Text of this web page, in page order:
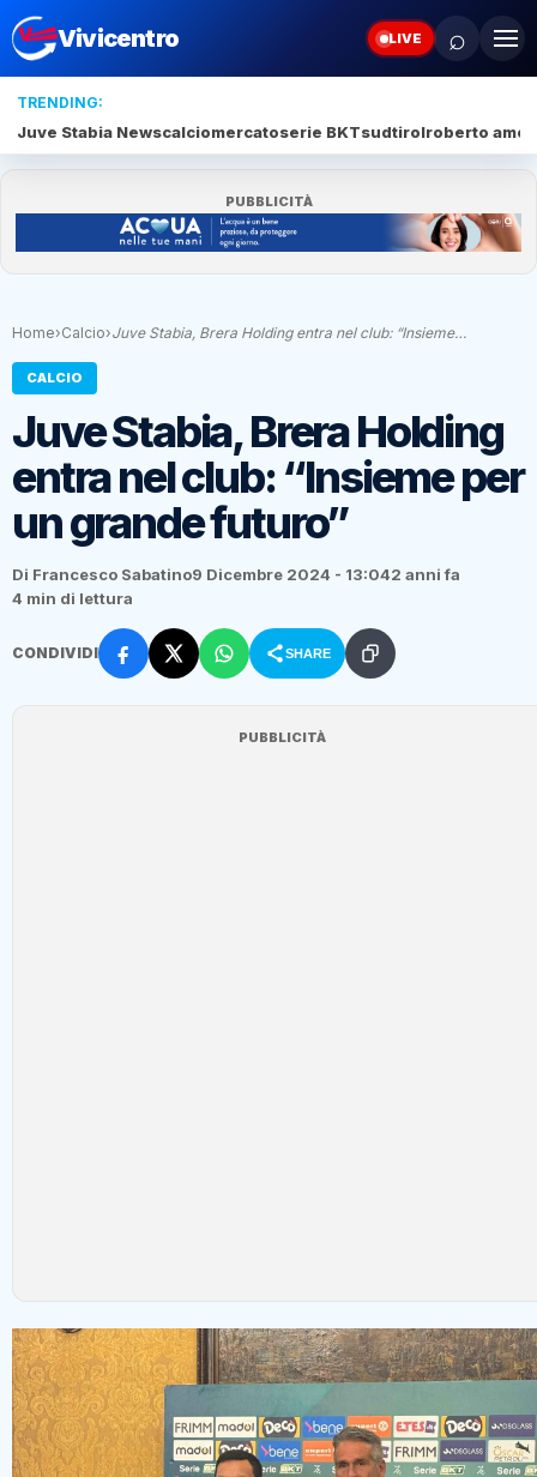
Vivicentro LIVE ⌕
TRENDING:
Juve Stabia Newscalciomercatoserie BKTsudtirolroberto
PUBBLICITÀ
Home›Calcio›Juve Stabia, Brera Holding entra nel club: “Insieme…
CALCIO
Juve Stabia, Brera Holding
entra nel club: “Insieme per
un grande futuro”
Di Francesco Sabatino9 Dicembre 2024 - 13:042 anni fa
4 min di lettura
CONDIVIDI SHARE
PUBBLICITÀ